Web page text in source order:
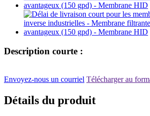
Description courte :
Envoyez-nous un courriel Télécharger au
Détails du produit